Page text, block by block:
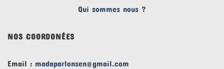
Qui sommes nous ?
NOS COORDONÉES
Email : madaparlonsen@gmail.com